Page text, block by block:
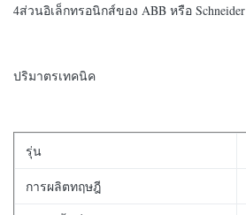
4ส่วนอิเล็กทรอนิกส์ของ ABB หรือ Schneider
ปริมาตรเทคนิค
รุ่น
การผลิตทฤษฎี